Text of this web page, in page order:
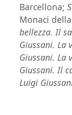
Barcellona;
Monaci
bellezza. Il
Giussani. La
Giussani. La
Giussani. Il
Luigi